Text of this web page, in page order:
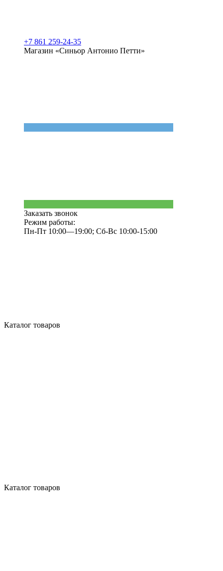
+7 861 259-24-35
Магазин «Синьор Антонио Петти»
Заказать звонок
Режим работы:
Пн-Пт 10:00—19:00; Сб-Вс 10:00-15:00
Каталог товаров
Каталог товаров